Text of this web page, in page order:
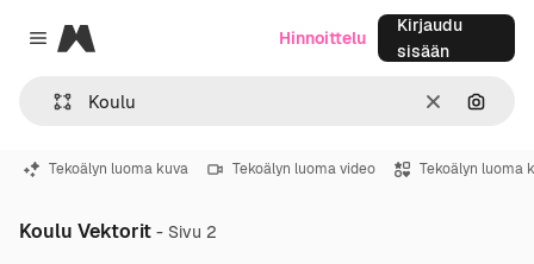
Close menu
Magnific
SelkeäHae
Hinnoittelu
Kirjaudu
sisään
Tekoälyn luoma kuva Tekoälyn luoma video Tekoälyn luoma
Koulu Vektorit - Sivu 2